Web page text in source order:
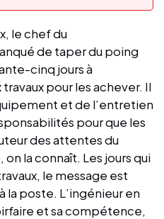
le chef du
de taper du poing
cinq jours à
pour les achever. Il
et de l’entretien
pour que les
des attentes du
la connaît. Les jours qui
le message est
la poste. L’ingénieur en
et sa compétence,